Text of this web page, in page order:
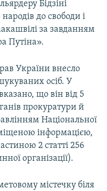
Бідзіні
до свободи і
за завданням
Путіна».
України внесло
осiб. У
що він від 5
прокуратури й
Нацiональної
інформацією,
2 статті 256
органiзацiї).
містечку біля